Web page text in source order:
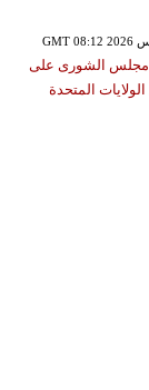
مجلس الشورى على
المتحدة